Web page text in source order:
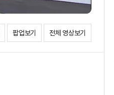
팝업보기 전체 영상보기